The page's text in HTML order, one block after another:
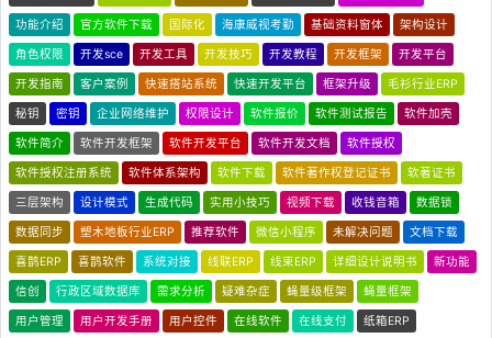
功能介绍 官方软件下载 国际化 海康威视考勤 基础资料窗体 架构设计
角色权限 开发sce 开发工具 开发技巧 开发教程 开发框架 开发平台
开发指南 客户案例 快速搭站系统 快速开发平台 框架升级 毛衫行业ERP
秘钥 密钥 企业网络维护 权限设计 软件报价 软件测试报告 软件加壳
软件简介 软件开发框架 软件开发平台 软件开发文档 软件授权
软件授权注册系统 软件体系架构 软件下载 软件著作权登记证书 软著证书
三层架构 设计模式 生成代码 实用小技巧 视频下载 收钱音箱 数据锁
数据同步 塑木地板行业ERP 推荐软件 微信小程序 未解决问题 文档下载
喜鹊ERP 喜鹊软件 系统对接 线联ERP 线束ERP 详细设计说明书 新功能
信创 行政区域数据库 需求分析 疑难杂症 蝇量级框架 蝇量框架
用户管理 用户开发手册 用户控件 在线软件 在线支付 纸箱ERP